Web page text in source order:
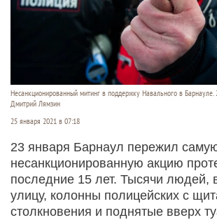
Несанкционированный митинг в поддержку Навального в Барнауле.
Дмитрий Лямзин
25 января 2021 в 07:18
23 января Барнаул пережил
несанкционированную акцию
последние 15 лет. Тысячи
улицу, колонны полицейских с
столкновения и поднятые вверх